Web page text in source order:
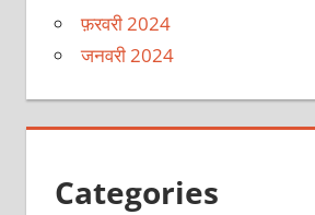
फ़रवरी 2024
जनवरी 2024
Categories